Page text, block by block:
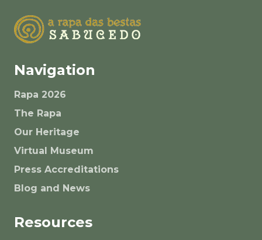
Navigation
Rapa 2026
The Rapa
Our Heritage
Virtual Museum
Press Accreditations
Blog and News
Resources